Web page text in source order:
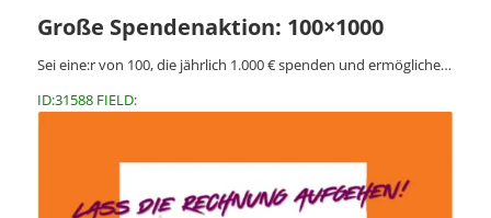
Große Spendenaktion: 100×1000
Sei eine:r von 100, die jährlich 1.000 € spenden und ermögliche…
ID:31588 FIELD: